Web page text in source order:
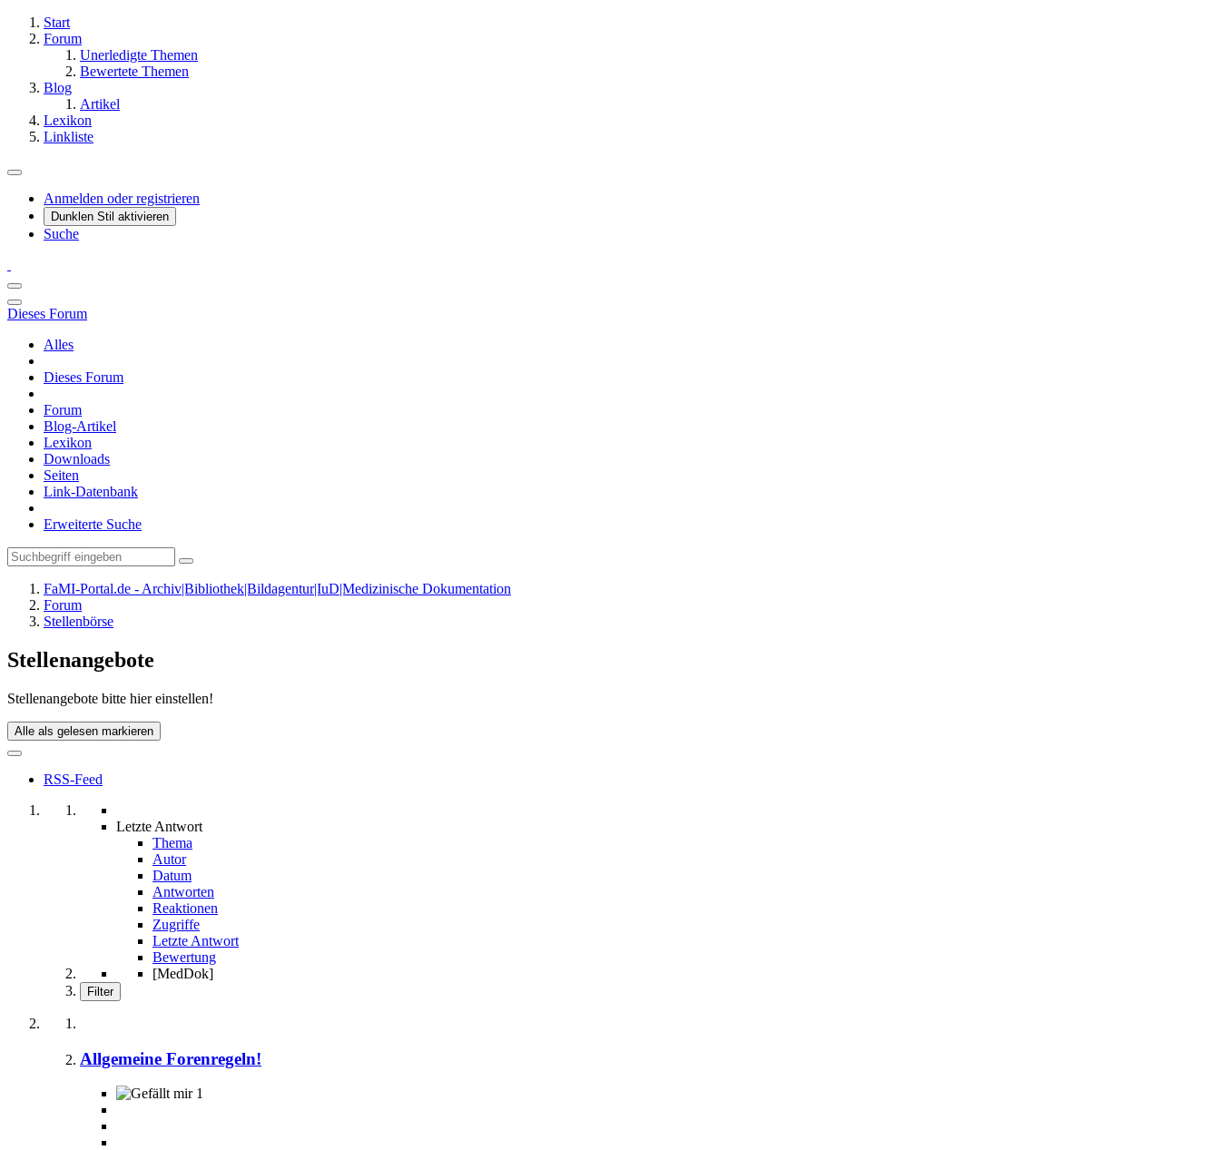
Start
Forum
Unerledigte Themen
Bewertete Themen
Blog
Artikel
Lexikon
Linkliste
Anmelden oder registrieren
Dunklen Stil aktivieren
Suche
Dieses Forum
Alles
Dieses Forum
Forum
Blog-Artikel
Lexikon
Downloads
Seiten
Link-Datenbank
Erweiterte Suche
FaMI-Portal.de - Archiv|Bibliothek|Bildagentur|IuD|Medizinische Dokumentation
Forum
Stellenbörse
Stellenangebote
Stellenangebote bitte hier einstellen!
Alle als gelesen markieren
RSS-Feed
Letzte Antwort
Thema
Autor
Datum
Antworten
Reaktionen
Zugriffe
Letzte Antwort
Bewertung
[MedDok]
Filter
Allgemeine Forenregeln!
1